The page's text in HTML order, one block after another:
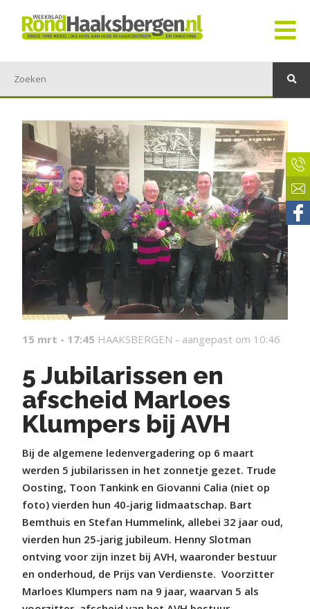
15 mrt - 17:45 HAAKSBERGEN - aangepast om 10:46
5 Jubilarissen en
afscheid Marloes
Klumpers bij AVH
Bij de algemene ledenvergadering op 6 maart
werden 5 jubilarissen in het zonnetje gezet. Trude
Oosting, Toon Tankink en Giovanni Calia (niet op
foto) vierden hun 40-jarig lidmaatschap. Bart
Bemthuis en Stefan Hummelink, allebei 32 jaar oud,
vierden hun 25-jarig jubileum. Henny Slotman
ontving voor zijn inzet bij AVH, waaronder bestuur
en onderhoud, de Prijs van Verdienste. Voorzitter
Marloes Klumpers nam na 9 jaar, waarvan 5 als